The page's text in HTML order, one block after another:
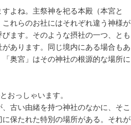
よね。主祭神を祀る本殿（本宮と
れらのお社にはそれぞれ違う神様が
ます。そのような摂社の一つ、とも
あります。同じ境内にある場合もあ
奥宮」はその神社の根源的な場所に
っしゃいます。
古い由緒を持つ神社のなかに、そこ
保たれた特別の場所がある。それが